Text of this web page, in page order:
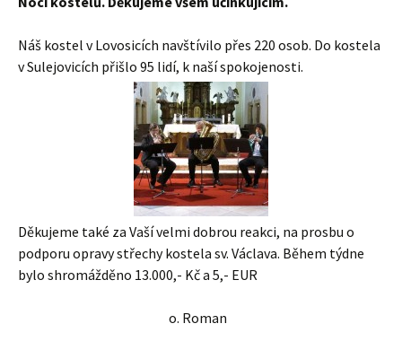
Náš kostel v Lovosicích navštívilo přes 220 osob. Do kostela
v Sulejovicích přišlo 95 lidí, k naší spokojenosti.
Děkujeme také za Vaší velmi dobrou reakci, na prosbu o
podporu opravy střechy kostela sv. Václava. Během týdne
bylo shromážděno 13.000,- Kč a 5,- EUR
o. Roman